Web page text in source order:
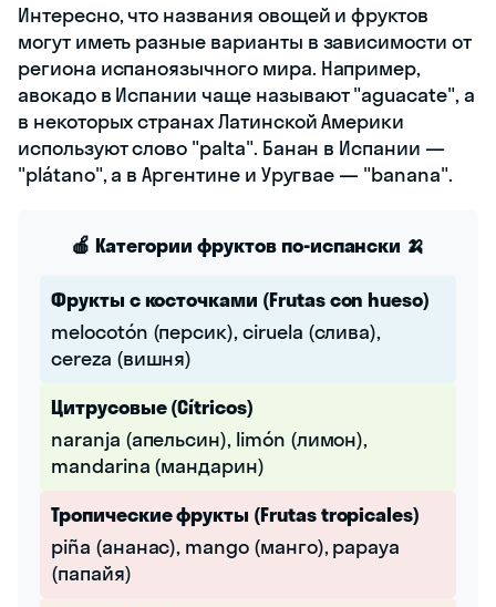
Интересно, что названия овощей и фруктов
могут иметь разные варианты в зависимости от
региона испаноязычного мира. Например,
авокадо в Испании чаще называют "aguacate", а
в некоторых странах Латинской Америки
используют слово "palta". Банан в Испании —
"plátano", а в Аргентине и Уругвае — "banana".
🍎 Категории фруктов по-испански 🍌
Фрукты с косточками (Frutas con hueso)
melocotón (персик), ciruela (слива),
cereza (вишня)
Цитрусовые (Cítricos)
naranja (апельсин), limón (лимон),
mandarina (мандарин)
Тропические фрукты (Frutas tropicales)
piña (ананас), mango (манго), papaya
(папайя)